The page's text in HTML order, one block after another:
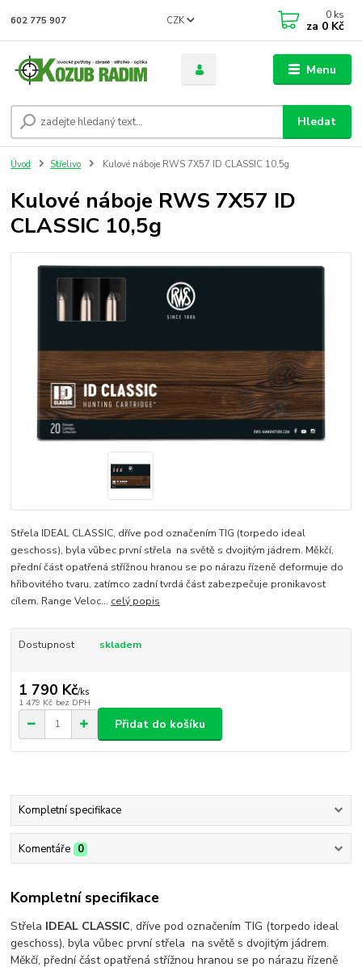
Menu
CZK
Hledat
602 775 907 0 ks
za 0 Kč
Úvod Střelivo Kulové náboje RWS 7X57 ID CLASSIC 10,5g
Kulové náboje RWS 7X57 ID
CLASSIC 10,5g
Střela IDEAL CLASSIC, dříve pod označením TIG (torpedo ideal
geschoss), byla vůbec první střela na světě s dvojitým jádrem. Měkčí,
přední část opatřená střížnou hranou se po nárazu řízeně deformuje do
hřibovitého tvaru, zatímco zadní tvrdá část zabezpečuje pronikavost
cílem. Range Veloc... celý popis
Dostupnost skladem
1 790 Kč/ks
1 479 Kč bez DPH
Přidat do košíku
Kompletní specifikace
Komentáře 0
Kompletní specifikace
Střela IDEAL CLASSIC, dříve pod označením TIG (torpedo ideal
geschoss), byla vůbec první střela na světě s dvojitým jádrem.
Měkčí, přední část opatřená střížnou hranou se po nárazu řízeně